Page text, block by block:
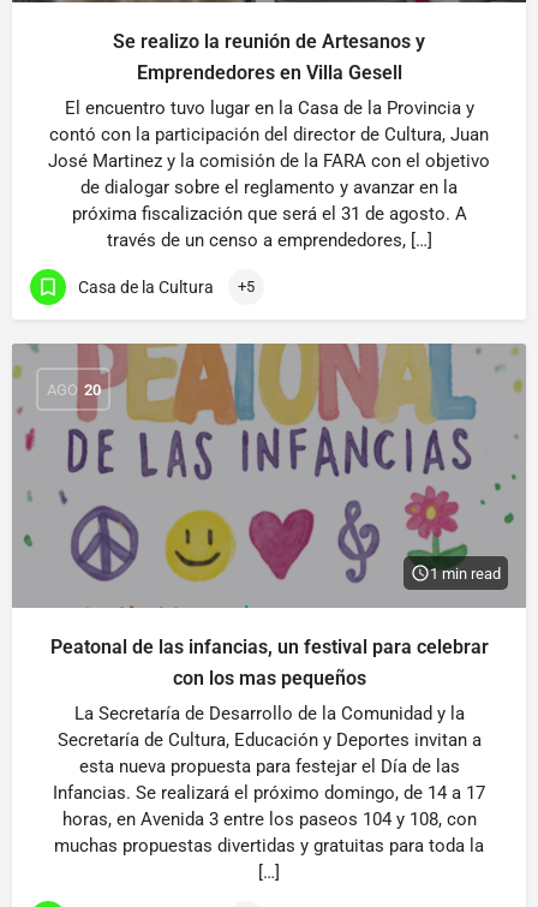
Se realizo la reunión de Artesanos y
Emprendedores en Villa Gesell
El encuentro tuvo lugar en la Casa de la Provincia y
contó con la participación del director de Cultura, Juan
José Martinez y la comisión de la FARA con el objetivo
de dialogar sobre el reglamento y avanzar en la
próxima fiscalización que será el 31 de agosto. A
través de un censo a emprendedores, […]
Casa de la Cultura +5
AGO 20
1 min read
Peatonal de las infancias, un festival para celebrar
con los mas pequeños
La Secretaría de Desarrollo de la Comunidad y la
Secretaría de Cultura, Educación y Deportes invitan a
esta nueva propuesta para festejar el Día de las
Infancias. Se realizará el próximo domingo, de 14 a 17
horas, en Avenida 3 entre los paseos 104 y 108, con
muchas propuestas divertidas y gratuitas para toda la
[…]